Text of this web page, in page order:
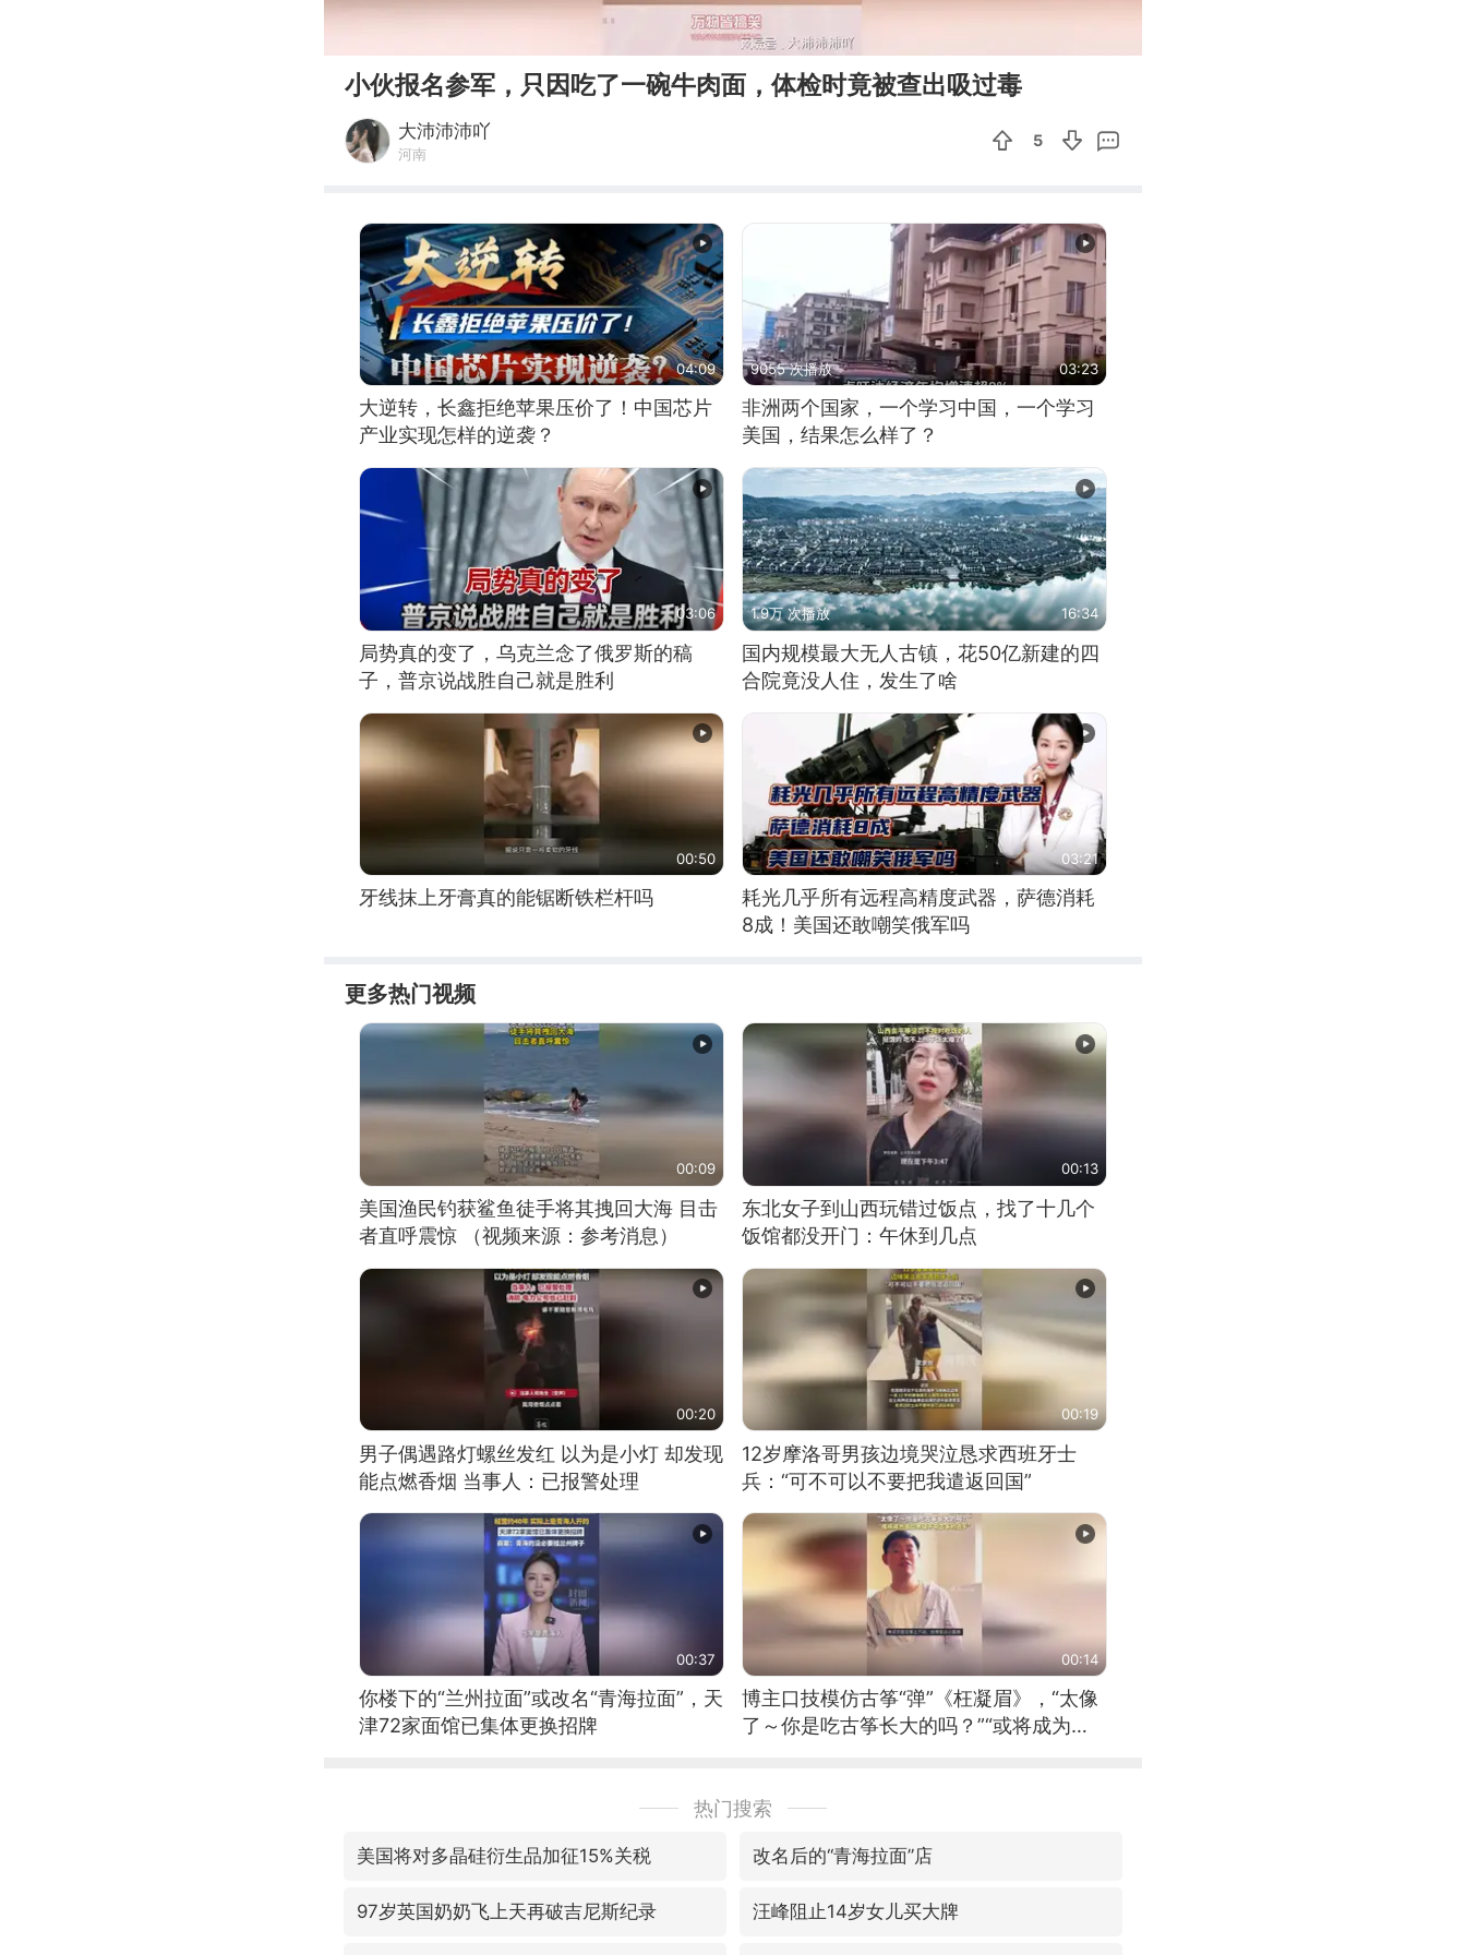
小伙报名参军，只因吃了一碗牛肉面，体检时竟被查出吸过毒
大沛沛沛吖
河南
5
04:09
大逆转，长鑫拒绝苹果压价了！中国芯片
产业实现怎样的逆袭？
9055 次播放 03:23
非洲两个国家，一个学习中国，一个学习
美国，结果怎么样了？
03:06
局势真的变了，乌克兰念了俄罗斯的稿
子，普京说战胜自己就是胜利
1.9万 次播放 16:34
国内规模最大无人古镇，花50亿新建的四
合院竟没人住，发生了啥
00:50
牙线抹上牙膏真的能锯断铁栏杆吗
03:21
耗光几乎所有远程高精度武器，萨德消耗
8成！美国还敢嘲笑俄军吗
更多热门视频
00:09
美国渔民钓获鲨鱼徒手将其拽回大海 目击
者直呼震惊 （视频来源：参考消息）
00:13
东北女子到山西玩错过饭点，找了十几个
饭馆都没开门：午休到几点
00:20
男子偶遇路灯螺丝发红 以为是小灯 却发现
能点燃香烟 当事人：已报警处理
00:19
12岁摩洛哥男孩边境哭泣恳求西班牙士
兵：“可不可以不要把我遣返回国”
00:37
你楼下的“兰州拉面”或改名“青海拉面”，天
津72家面馆已集体更换招牌
00:14
博主口技模仿古筝“弹”《枉凝眉》，“太像
了～你是吃古筝长大的吗？”“或将成为首
热门搜索
美国将对多晶硅衍生品加征15%关税 改名后的“青海拉面”店
97岁英国奶奶飞上天再破吉尼斯纪录 汪峰阻止14岁女儿买大牌